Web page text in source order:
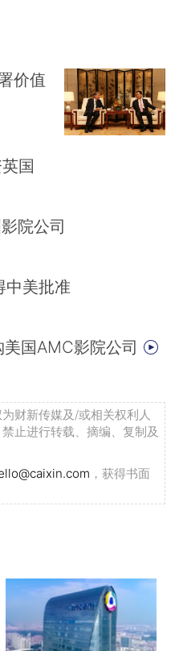
价值
国
院公司
中美批准
国AMC影院公司
财新传媒及/或相关权利人
止进行转载、摘编、复制及
，获得书面